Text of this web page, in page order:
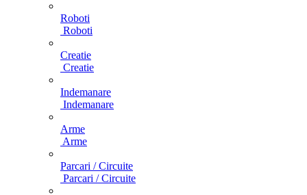
Roboti
Roboti
Creatie
Creatie
Indemanare
Indemanare
Arme
Arme
Parcari / Circuite
Parcari / Circuite